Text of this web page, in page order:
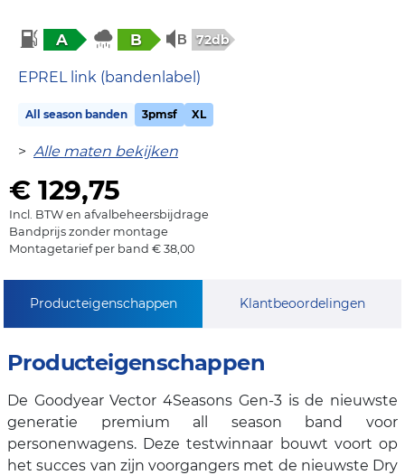
A B 72db
EPREL link (bandenlabel)
All season banden 3pmsf XL
> Alle maten bekijken
€ 129,75
Incl. BTW en afvalbeheersbijdrage
Bandprijs zonder montage
Montagetarief per band € 38,00
Producteigenschappen Klantbeoordelingen
Producteigenschappen
De Goodyear Vector 4Seasons Gen-3 is de nieuwste
generatie premium all season band voor
personenwagens. Deze testwinnaar bouwt voort op
het succes van zijn voorgangers met de nieuwste Dry